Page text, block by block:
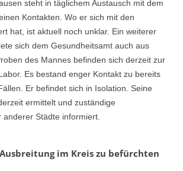
steht in täglichem Austausch mit dem
Kontakten. Wo er sich mit den
hat, ist aktuell noch unklar. Ein weiterer
sich dem Gesundheitsamt auch aus
des Mannes befinden sich derzeit zur
Es bestand enger Kontakt zu bereits
Er befindet sich in Isolation. Seine
ermittelt und zuständige
anderer Städte informiert.
im Kreis zu befürchten